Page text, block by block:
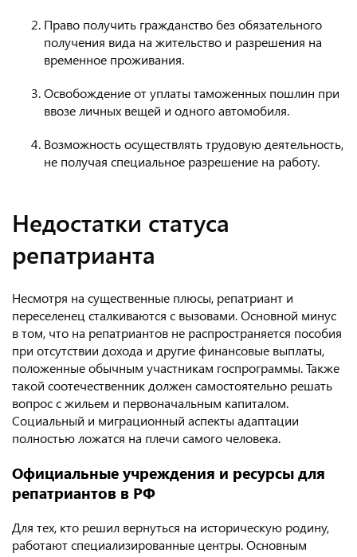
Право получить гражданство без обязательного
получения вида на жительство и разрешения на
временное проживания.
Освобождение от уплаты таможенных пошлин при
ввозе личных вещей и одного автомобиля.
Возможность осуществлять трудовую деятельность,
не получая специальное разрешение на работу.
Недостатки статуса
репатрианта
Несмотря на существенные плюсы, репатриант и
переселенец сталкиваются с вызовами. Основной минус
в том, что на репатриантов не распространяется пособия
при отсутствии дохода и другие финансовые выплаты,
положенные обычным участникам госпрограммы. Также
такой соотечественник должен самостоятельно решать
вопрос с жильем и первоначальным капиталом.
Социальный и миграционный аспекты адаптации
полностью ложатся на плечи самого человека.
Официальные учреждения и ресурсы для
репатриантов в РФ
Для тех, кто решил вернуться на историческую родину,
работают специализированные центры. Основным